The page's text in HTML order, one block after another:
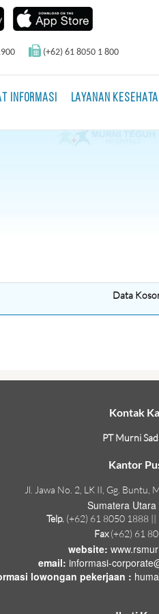
(+62) 61 8050 1 800
INFORMASI LAYANAN
Data
Kontak
PT Murni
Kantor
Jl. Jawa No. 2, LK II, Gg. Buntu,
Sumatera Utara
Telp. (+62) 61 8050 1888
Fax(+62) 61
website:
email: informasi-
lowongan pekerjaan :